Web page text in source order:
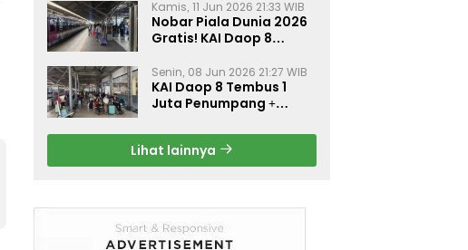
Kamis, 11 Jun 2026 21:33 WIB
Nobar Piala Dunia 2026
Gratis! KAI Daop 8
Besar di 5 Stasiun Ini
Senin, 08 Jun 2026 21:27 WIB
KAI Daop 8 Tembus 1
Juta Penumpang +
Sekolah
Lihat lainnya